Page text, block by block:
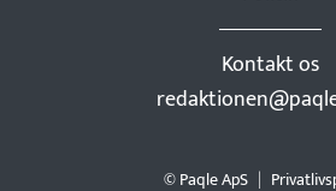
Kontakt os
© Paqle ApS